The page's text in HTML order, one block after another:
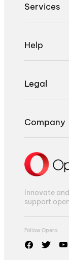
Services
Help
Legal
Company
Innovate
support
Follow Opera